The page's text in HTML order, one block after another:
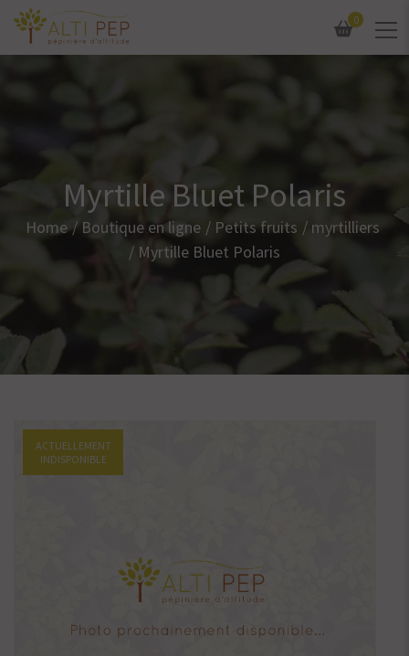
0
Myrtille Bluet Polaris
Home Boutique en ligne Petits fruits
myrtilliers
Myrtille Bluet Polaris
ACTUELLEMENT
INDISPONIBLE